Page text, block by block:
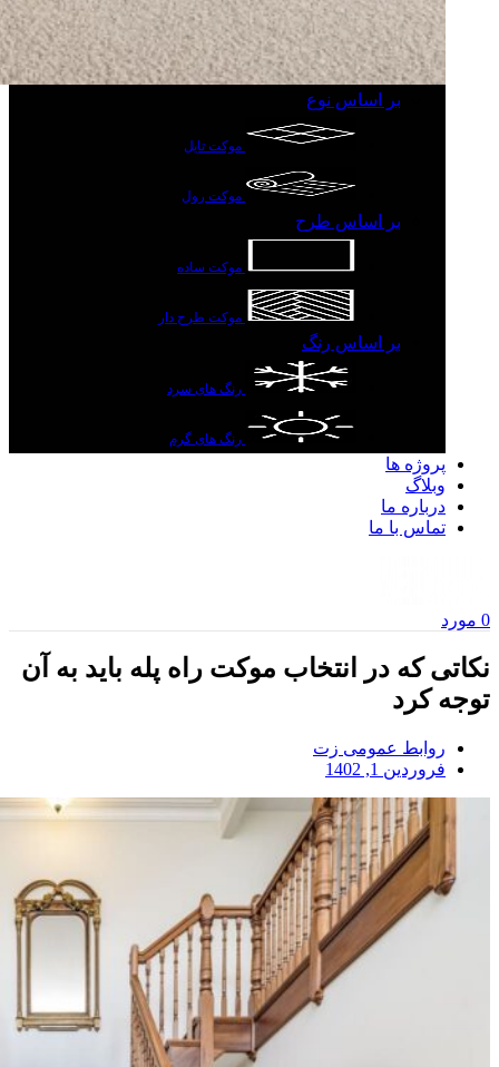
بر اساس نوع
موکت تایل
موکت رول
بر اساس طرح
موکت ساده
موکت طرح دار
بر اساس رنگ
رنگ های سرد
رنگ های گرم
پروژه ها
وبلاگ
درباره ما
تماس با ما
0 مورد
نکاتی که در انتخاب موکت راه پله باید به آن
توجه کرد
روابط عمومی زت
فروردین 1, 1402